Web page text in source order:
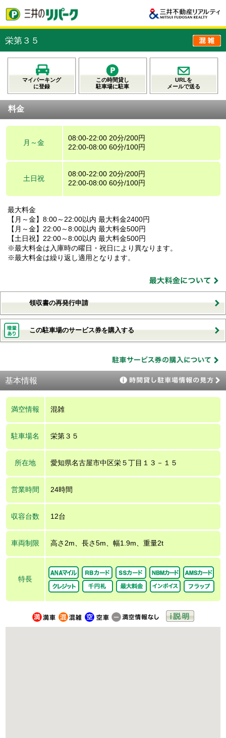
栄第３５
マイパーキング
に登録
この時間貸し
駐車場に駐車
URLを
メールで送る
料金
月～金
08:00-22:00 20分/200円
22:00-08:00 60分/100円
土日祝
08:00-22:00 20分/200円
22:00-08:00 60分/100円
最大料金
【月～金】8:00～22:00以内 最大料金2400円
【月～金】22:00～8:00以内 最大料金500円
【土日祝】22:00～8:00以内 最大料金500円
※最大料金は入庫時の曜日・祝日により異なります。
※最大料金は繰り返し適用となります。
領収書の再発行申請
この駐車場のサービス券を購入する
基本情報
満空情報 混雑
駐車場名 栄第３５
所在地 愛知県名古屋市中区栄５丁目１３－１５
営業時間 24時間
収容台数 12台
車両制限 高さ2m、長さ5m、幅1.9m、重量2t
特長